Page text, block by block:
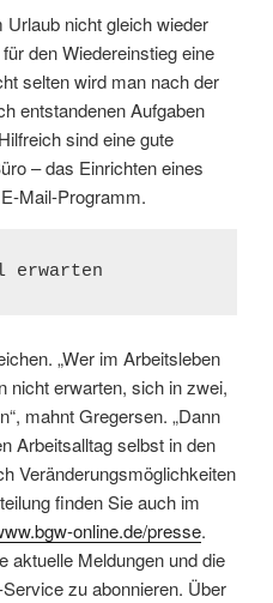
nicht gleich wieder
den Wiedereinstieg eine
selten wird man nach der
entstandenen Aufgaben
sind eine gute
– das Einrichten eines
Mail-Programm.
erwarten
„Wer im Arbeitsleben
nicht erwarten, sich in zwei,
mahnt Gregersen. „Dann
Arbeitsalltag selbst in den
Veränderungsmöglichkeiten
finden Sie auch im
online.de/presse.
aktuelle Meldungen und die
zu abonnieren. Über